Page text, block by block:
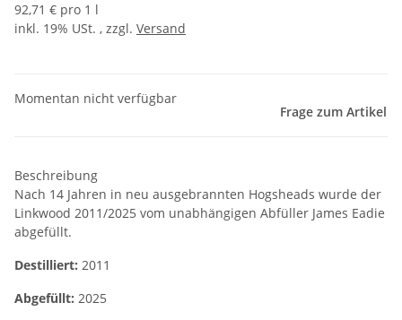
92,71 € pro 1 l
inkl. 19% USt. , zzgl. Versand
Momentan nicht verfügbar
Frage zum Artikel
Beschreibung
Nach 14 Jahren in neu ausgebrannten Hogsheads wurde der
Linkwood 2011/2025 vom unabhängigen Abfüller James Eadie
abgefüllt.
Destilliert: 2011
Abgefüllt: 2025